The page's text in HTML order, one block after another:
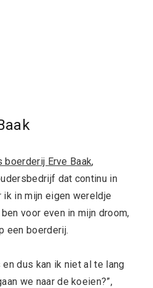
boerderij Erve Baak,
dat continu in
ik in mijn eigen wereldje
voor even in mijn droom,
een boerderij.
dus kan ik niet al te lang
we naar de koeien?”,